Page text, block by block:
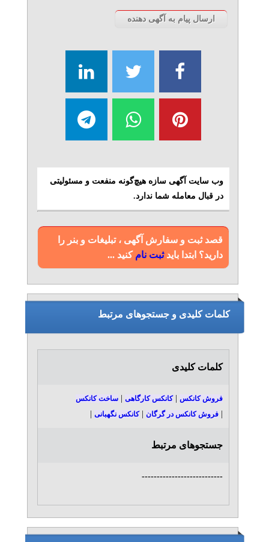
وب سایت آگهی سازه هیچ‌گونه منفعت و مسئولیتی
در قبال معامله شما ندارد.
قصد ثبت و سفارش آگهی ، تبلیغات و بنر را
دارید؟ ابتدا بایدثبت نام کنید ...
کلمات کلیدی و جستجوهای مرتبط
کلمات کلیدی
فروش کانکس |کانکس کارگاهی |ساخت کانکس
|فروش کانکس در گرگان |کانکس نگهبانی
جستجوهای مرتبط
---------------------------